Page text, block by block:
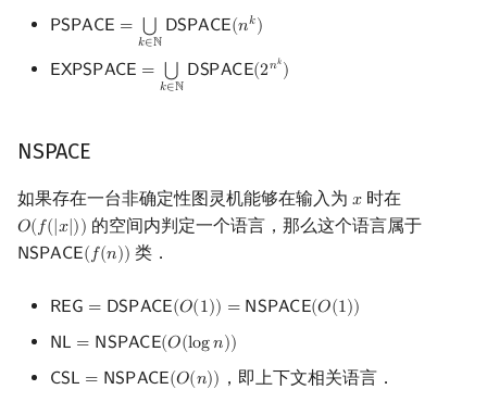
𝖯𝖲𝖯𝖠𝖢𝖤 = ⋃
𝑘∈ℕ
𝖣𝖲𝖯𝖠𝖢𝖤(𝑛𝑘)
PSPACE= ⋃k ∈N DSPACE(nk)
𝖤𝖷𝖯𝖲𝖯𝖠𝖢𝖤 = ⋃
𝑘∈ℕ
𝖣𝖲𝖯𝖠𝖢𝖤(2𝑛𝑘)
EXPSPACE= ⋃k ∈N DSPACE(2nk
NSPACE
如果存在一台非确定性图灵机能够在输入为 𝑥
x 时在
𝑂(𝑓(|𝑥|))
O(f(| x|) ) 的空间内判定一个语言，那么这个语言属于
𝖭𝖲𝖯𝖠𝖢𝖤(𝑓(𝑛))
NSPACE(f(n)) 类．
𝖱𝖤𝖦 = 𝖣𝖲𝖯𝖠𝖢𝖤(𝑂(1)) = 𝖭𝖲𝖯𝖠𝖢𝖤(𝑂(1))
REG=DSPACE(O(1))=NSPACE(O(1))
𝖭𝖫 = 𝖭𝖲𝖯𝖠𝖢𝖤(𝑂(log𝑛))
NL =NSPACE(O(logn))
𝖢𝖲𝖫 = 𝖭𝖲𝖯𝖠𝖢𝖤(𝑂(𝑛))
CSL=NSPACE(O(n)) ，即上下文相关语言．